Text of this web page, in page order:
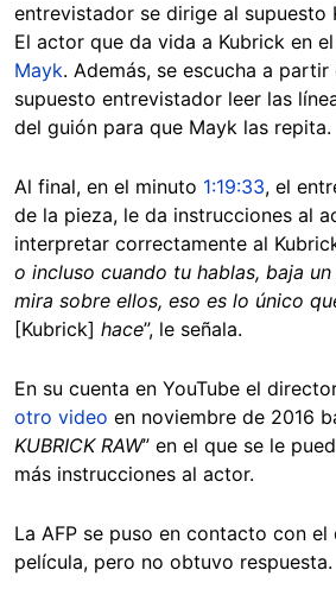
entrevistador se dirige al supuesto
El actor que da vida a Kubrick en
Mayk. Además, se escucha a
supuesto entrevistador leer las
del guión para que Mayk las repita.
Al final, en el minuto 1:19:33, el
de la pieza, le da instrucciones al
interpretar correctamente al
o incluso cuando tu hablas, baja
mira sobre ellos, eso es lo único
[Kubrick] hace”, le señala.
En su cuenta en YouTube el
otro video en noviembre de 2016
KUBRICK RAW” en el que se le
más instrucciones al actor.
La AFP se puso en contacto con
película, pero no obtuvo respuesta.